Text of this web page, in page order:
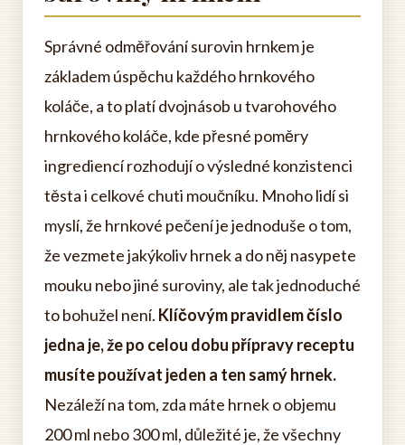
Správné odměřování surovin hrnkem je
základem úspěchu každého hrnkového
koláče, a to platí dvojnásob u tvarohového
hrnkového koláče, kde přesné poměry
ingrediencí rozhodují o výsledné konzistenci
těsta i celkové chuti moučníku. Mnoho lidí si
myslí, že hrnkové pečení je jednoduše o tom,
že vezmete jakýkoliv hrnek a do něj nasypete
mouku nebo jiné suroviny, ale tak jednoduché
to bohužel není. Klíčovým pravidlem číslo
jedna je, že po celou dobu přípravy receptu
musíte používat jeden a ten samý hrnek.
Nezáleží na tom, zda máte hrnek o objemu
200 ml nebo 300 ml, důležité je, že všechny